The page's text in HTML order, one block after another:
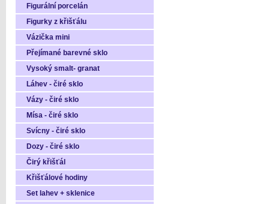
Figurální porcelán
Figurky z křišťálu
Vázička mini
Přejímané barevné sklo
Vysoký smalt- granat
Láhev - čiré sklo
Vázy - čiré sklo
Mísa - čiré sklo
Svícny - čiré sklo
Dozy - čiré sklo
Čirý křišťál
Křišťálové hodiny
Set lahev + sklenice